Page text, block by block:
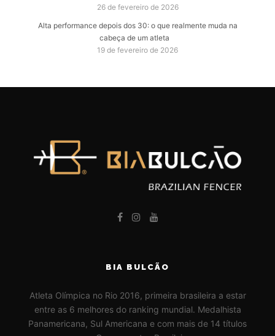
26 de fevereiro de 2026
Alta performance depois dos 30: o que realmente muda na
cabeça de um atleta
19 de fevereiro de 2026
BIA BULCÃO
Atleta Olímpica no Rio 2016, primeira brasileira a estar
entre as 6 melhores do ranking mundial. Medalhista
Panamericana, Sul Americana e com mais de 14 títulos